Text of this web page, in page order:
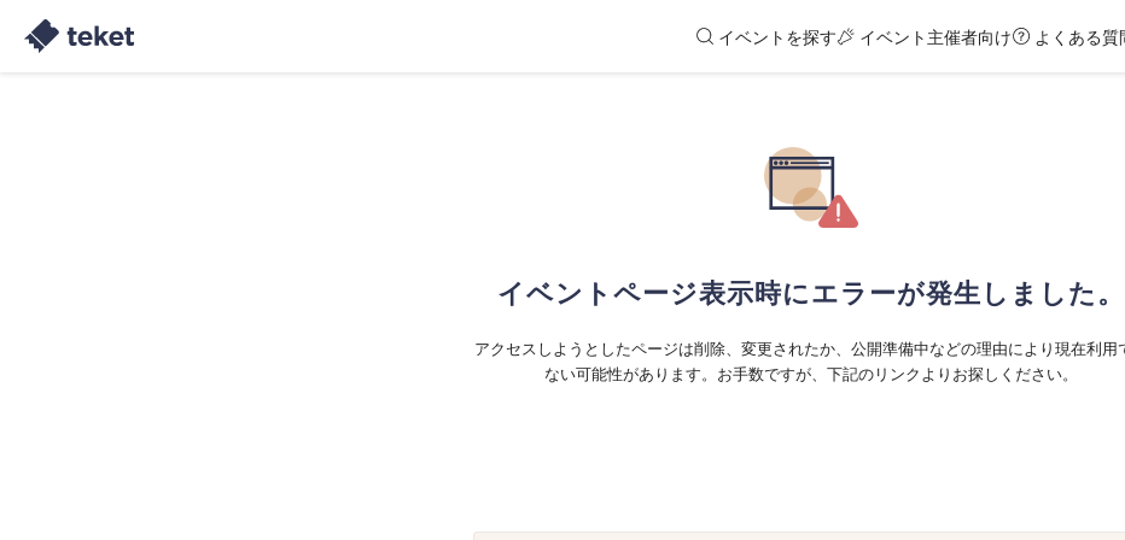
イベントを探す イベント主催者向け よくある質
イベントページ表示時にエラーが発生しました。
アクセスしようとしたページは削除、変更されたか、公開準備中などの理由により現在利用
ない可能性があります。お手数ですが、下記のリンクよりお探しください。